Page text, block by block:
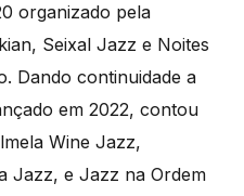
organizado pela
Seixal Jazz e Noites
Dando continuidade a
em 2022, contou
Wine Jazz,
Jazz, e Jazz na Ordem